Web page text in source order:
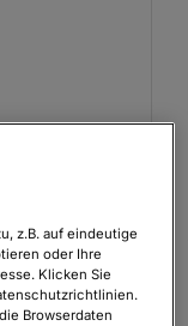
z.B. auf eindeutige
oder Ihre
Klicken Sie
Browserdaten